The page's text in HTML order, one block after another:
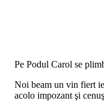
Pe Podul Carol se
Noi beam un vin fiert
acolo impozant şi